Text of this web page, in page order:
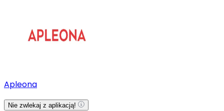
Apleona
Nie zwlekaj z aplikacją!